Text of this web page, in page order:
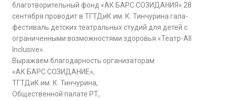
благотворительный фонд «АК БАРС СОЗИДАНИЯ» 28
сентября проводит в ТГТДиК им. К. Тинчурина гала-
фестиваль детских театральных студий для детей с
ограниченными возможностями здоровья «Театр-All
Inclusive».
Выражаем благодарность организаторам
«АК БАРС СОЗИДАНИЕ»,
ТГТДиК им. К. Тинчурина,
Общественной палате РТ,